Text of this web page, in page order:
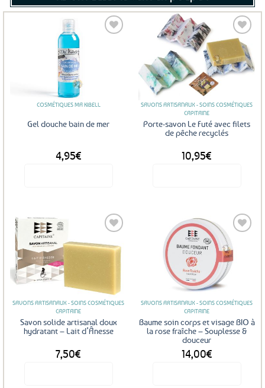
COSMÉTIQUES MA KIBELL
Gel douche bain de mer
4,95€
Ajouter
aux
SAVONS ARTISANAUX - SOINS COSMÉTIQUES
CAPITAINE
Porte-savon Le Futé avec filets
de pêche recyclés
10,95€
SAVONS ARTISANAUX - SOINS COSMÉTIQUES
CAPITAINE
Savon solide artisanal doux
hydratant – Lait d’Ânesse
7,50€
Ajouter
SAVONS ARTISANAUX - SOINS COSMÉTIQUES
CAPITAINE
Baume soin corps et visage BIO à
la rose fraîche – Souplesse &
douceur
14,00€